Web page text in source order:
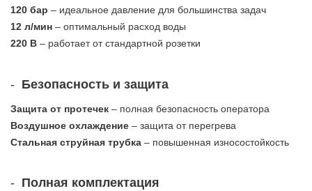
120 бар – идеальное давление для большинства задач
12 л/мин – оптимальный расход воды
220 В – работает от стандартной розетки
- Безопасность и защита
Защита от протечек – полная безопасность оператора
Воздушное охлаждение – защита от перегрева
Стальная струйная трубка – повышенная износостойкость
- Полная комплектация